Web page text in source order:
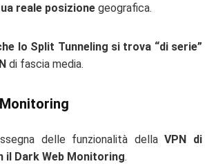
reale posizione geografica.
lo Split Tunneling si trova “di serie”
di fascia media.
delle funzionalità dellaVPN di
il Dark Web Monitoring.